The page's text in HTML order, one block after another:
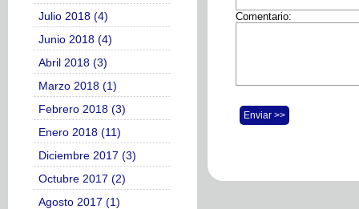
Julio 2018 (4)
Junio 2018 (4)
Abril 2018 (3)
Marzo 2018 (1)
Febrero 2018 (3)
Enero 2018 (11)
Diciembre 2017 (3)
Octubre 2017 (2)
Agosto 2017 (1)
Comentario:
Enviar >>